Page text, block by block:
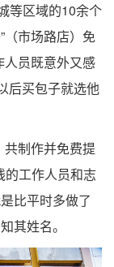
等区域的10余个
（市场路店）免
人员既意外又感
后买包子就选他
制作并免费提
的工作人员和志
比平时多做了
其姓名。